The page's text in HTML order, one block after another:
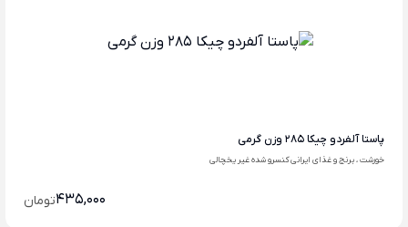
پاستا آلفردو چیکا 285 وزن گرمی
خورشت ، برنج و غذای ایرانی کنسرو شده غیر یخچالی
435,000تومان